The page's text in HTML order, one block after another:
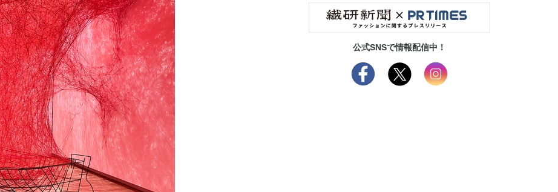
公式SNSで情報配信中！